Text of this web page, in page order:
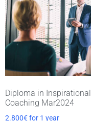
Diploma in Inspirational
Coaching Mar2024
2.800€for 1 year